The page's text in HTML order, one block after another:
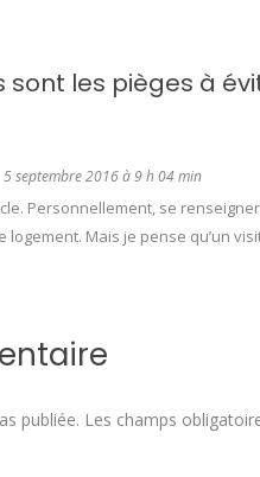
sont les pièges à
5 septembre 2016 à 9 h 04 min
Personnellement, se
logement. Mais je pense qu’un
publiée. Les champs